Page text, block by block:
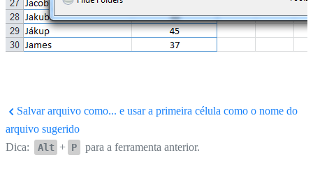
Salvar arquivo como... e usar a primeira célula como o nome do
arquivo sugerido
Dica:
Alt + P para a ferramenta anterior.